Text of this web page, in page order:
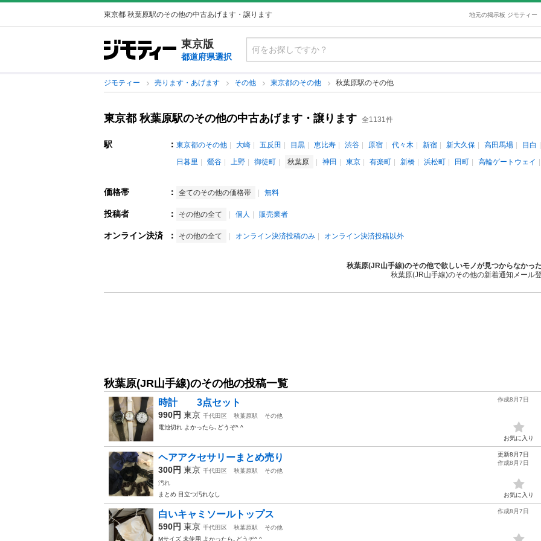
東京都 秋葉原駅のその他の中古あげます・譲ります 地元の掲示板 ジモティー
東京版
都道府県選択
ジモティー 売ります・あげます その他 東京都のその他 秋葉原駅のその他
東京都 秋葉原駅のその他の中古あげます・譲ります 全1131件
駅 ： 東京都のその他 大崎 五反田 目黒 恵比寿 渋谷 原宿 代々木 新宿 新大久保 高田馬場
目白
日暮里
鶯谷 上野 御徒町 秋葉原 神田 東京 有楽町 新橋 浜松町 田町 高輪ゲートウェイ
価格帯 ： 全てのその他の価格帯 無料
投稿者 ： その他の全て 個人 販売業者
オンライン決済 ： その他の全て オンライン決済投稿のみ オンライン決済投稿以外
秋葉原(JR山手線)のその他で欲しいモノが見つからなかっ
秋葉原(JR山手線)のその他の新着通知メール
秋葉原(JR山手線)のその他の投稿一覧
時計 3点セット
990円 東京 千代田区 秋葉原駅
その他
電池切れ よかったら､どうぞ^ ^
作成8月7日
お気に入り
ヘアアクセサリーまとめ売り
300円 東京 千代田区 秋葉原駅
その他
汚れ
まとめ 目立つ汚れなし
更新8月7日
作成8月7日
お気に入り
白いキャミソールトップス
590円 東京 千代田区 秋葉原駅
その他
Mサイズ 未使用 よかったら､どうぞ^ ^
作成8月7日